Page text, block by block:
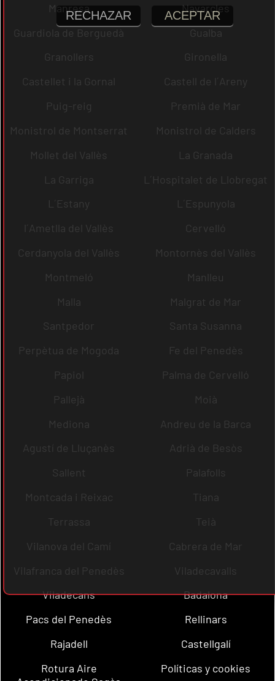
Manresa
Navarcles
Guardiola de Berguedà
Gualba
Granollers
Gironella
Castellet i la Gornal
Castell de l´Areny
Puig-reig
Premià de Mar
Monistrol de Montserrat
Monistrol de Calders
Mollet del Vallès
La Granada
La Garriga
L´Hospitalet de Llobregat
L´Estany
L´Espunyola
l´Ametlla del Vallès
Cervelló
Cerdanyola del Vallès
Montornès del Vallès
Montmeló
Manlleu
Malla
Malgrat de Mar
Santpedor
Santa Susanna
Perpètua de Mogoda
Fe del Penedès
Papiol
Palma de Cervelló
Pallejà
Moià
Mediona
Andreu de la Barca
Agustí de Lluçanès
Adrià de Besòs
Sallent
Palafolls
Montcada i Reixac
Tiana
Terrassa
Teià
Vilanova del Camí
Cabrera de Mar
Vilafranca del Penedès
Viladecavalls
Viladecans
Badalona
Pacs del Penedès
Rellinars
Rajadell
Castellgalí
Rotura Aire
Políticas y cookies
RECHAZAR ACEPTAR